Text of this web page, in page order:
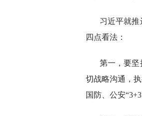
习近平就
四点看法：
第一，要坚
切战略沟通，
国防、公安